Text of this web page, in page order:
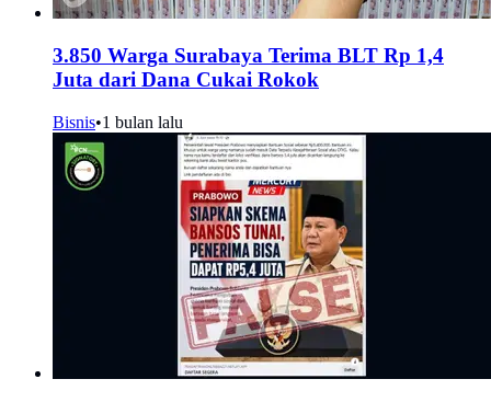
3.850 Warga Surabaya Terima BLT Rp 1,4
Juta dari Dana Cukai Rokok
Bisnis•1 bulan lalu